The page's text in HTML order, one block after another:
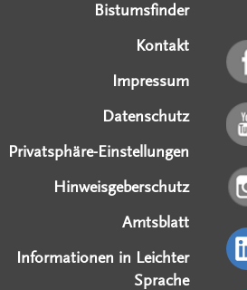
Bistumsfinder
Kontakt
Impressum
Datenschutz
Privatsphäre-Einstellungen
Hinweisgeberschutz
Amtsblatt
Informationen in Leichter
Sprache